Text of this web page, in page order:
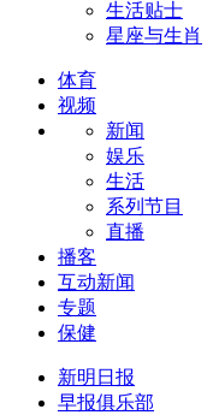
生活贴士
星座与生肖
体育
视频
新闻
娱乐
生活
系列节目
直播
播客
互动新闻
专题
保健
新明日报
早报俱乐部